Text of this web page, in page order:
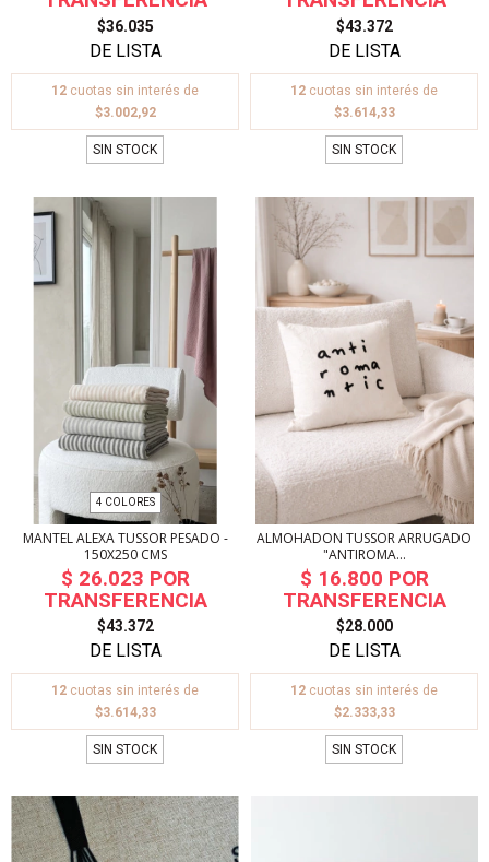
$36.035
12 cuotas sin interés de
$3.002,92
SIN STOCK
$43.372
12 cuotas sin interés de
$3.614,33
SIN STOCK
4 COLORES
MANTEL ALEXA TUSSOR PESADO -
150X250 CMS
$43.372
12 cuotas sin interés de
$3.614,33
SIN STOCK
ALMOHADON TUSSOR ARRUGADO
"ANTIROMA...
$28.000
12 cuotas sin interés de
$2.333,33
SIN STOCK